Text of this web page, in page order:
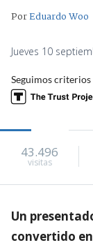
PorEduardo Woo
Jueves 10
Seguimos criterios
43.496
visitas
Un
convertido